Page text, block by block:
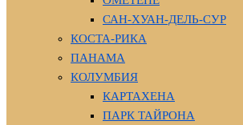
САН-ХУАН-ДЕЛЬ-СУР
КОСТА-РИКА
ПАНАМА
КОЛУМБИЯ
КАРТАХЕНА
ПАРК ТАЙРОНА